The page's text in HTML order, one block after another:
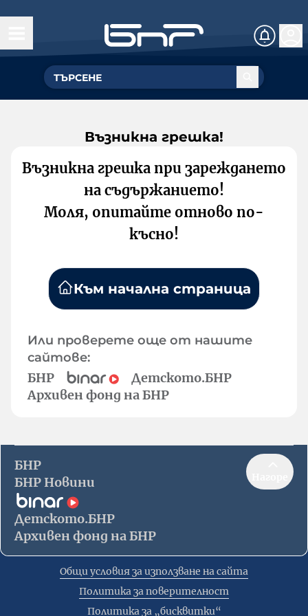
Възникна грешка!
Възникна грешка при зареждането
на съдържанието!
Моля, опитайте отново по-
късно!
Към начална страница
Или проверете още от нашите
сайтове:
БНР
Детското.БНР
Архивен фонд на БНР
БНР
БНР Новини
Детското.БНР
Архивен фонд на БНР
Общи условия за използване на сайта
Политика за поверителност
Политика за „бисквитки“